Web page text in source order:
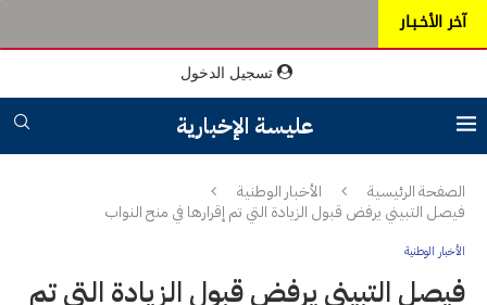
آخر الأخـبـار
تسجيل الدخول
عليسة الإخبارية
الصفحة الرئيسية
الأخبار الوطنية
فيصل التبيني يرفض قبول الزيادة التي تم إقرارها في منح النواب
الأخبار الوطنية
فيصل التبيني يرفض قبول الزيادة التي تم